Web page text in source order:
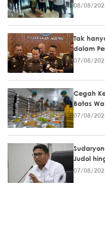
08/08/
Tak
dalam
07/08/
Cegah
Batas
07/08/
Judol
07/08/